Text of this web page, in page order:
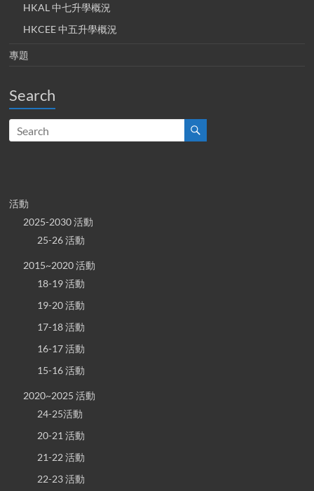
HKAL 中七升學概況
HKCEE 中五升學概況
專題
Search
活動
2025-2030 活動
25-26 活動
2015~2020 活動
18-19 活動
19-20 活動
17-18 活動
16-17 活動
15-16 活動
2020~2025 活動
24-25活動
20-21 活動
21-22 活動
22-23 活動